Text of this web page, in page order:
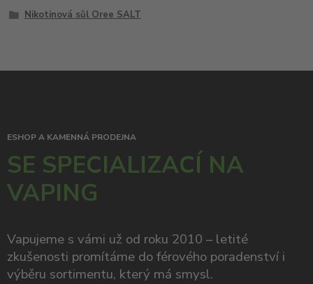
Nikotinová sůl Oree SALT
ESHOP A KAMENNÁ PRODEJNA
SE SPECIALIZACÍ NA
VAPING
Vapujeme s vámi už od roku 2010 – letité
zkušenosti promítáme do férového poradenství i
výběru sortimentu, který má smysl.